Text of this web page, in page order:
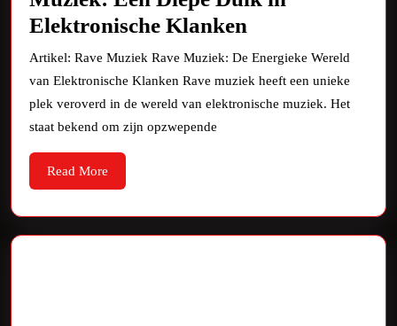
Elektronische Klanken
Betoverende
Wereld
van
Diepe
Duik
Artikel: Rave Muziek Rave Muziek: De Energieke Wereld
van Elektronische Klanken Rave muziek heeft een unieke
plek veroverd in de wereld van elektronische muziek. Het
staat bekend om zijn opzwepende
Read More
More